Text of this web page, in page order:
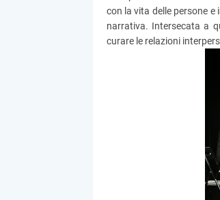
con la vita delle persone
narrativa. Intersecata a
curare le relazioni